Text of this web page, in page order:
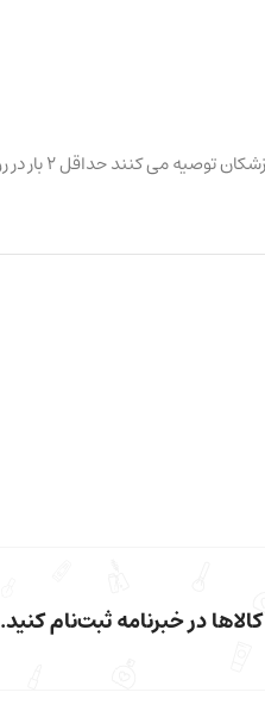
در خبرنامه ثبت‌نام کنید.